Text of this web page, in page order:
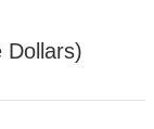
Dollars)